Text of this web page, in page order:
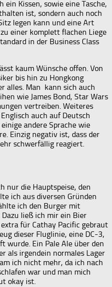
ein Kissen, sowie eine Tasche,
ist, sondern auch noch
legen kann und eine Art
einer komplett flachen Liege
in der Business Class
kaum Wünsche offen. Von
bis hin zu Hongkong
alles. Man kann sich auch
wie James Bond, Star Wars
vertreiben. Weiteres
auch auf Deutsch
andere Sprache wie
Einzig negativ ist, dass der
schwerfällig reagiert.
nur die Hauptspeise, den
ich aus diversen Gründen
ich den Burger mit
ließ ich mir ein Bier
für Cathay Pacific gebraut
dieser Fluglinie, eine DC-3,
wurde. Ein Pale Ale über den
als irgendein normales Lager
ich nicht mehr, da ich nach
war und man mich
okay ist.